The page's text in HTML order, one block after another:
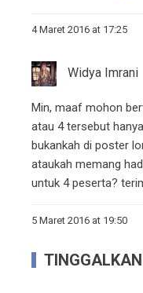
4 Maret 2016 at 17:25
Widya Imrani
Min, maaf mohon
atau 4 tersebut
bukankah di poster
ataukah memang
untuk 4 peserta?
5 Maret 2016 at 19:50